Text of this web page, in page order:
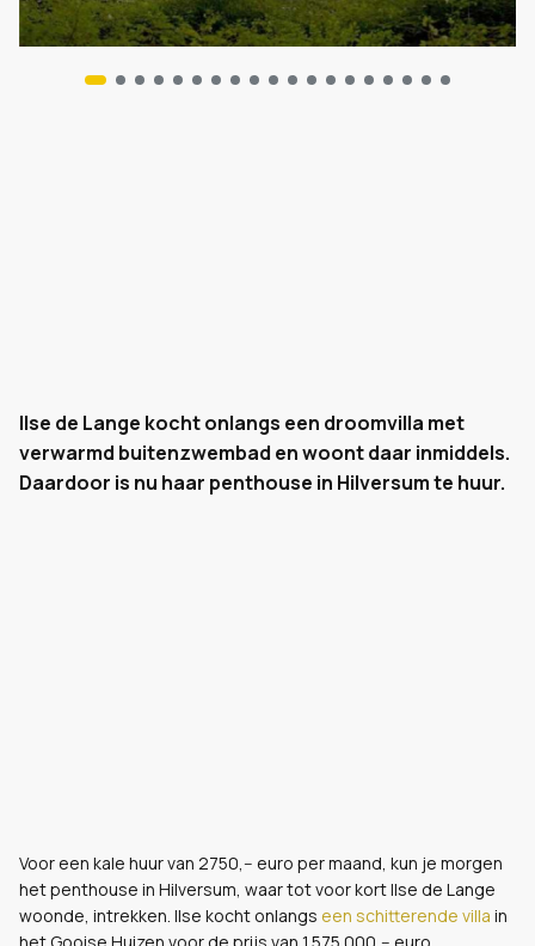
Ilse de Lange kocht onlangs een droomvilla met
verwarmd buitenzwembad en woont daar inmiddels.
Daardoor is nu haar penthouse in Hilversum te huur.
Voor een kale huur van 2750,-- euro per maand, kun je morgen
het penthouse in Hilversum, waar tot voor kort Ilse de Lange
woonde, intrekken. Ilse kocht onlangs een schitterende villa in